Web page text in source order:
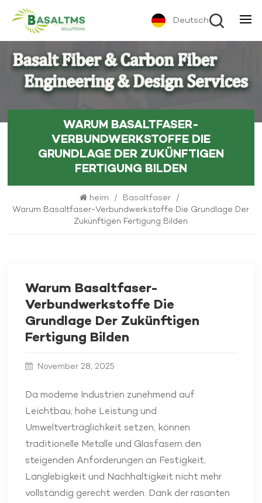
Deutsch
WARUM BASALTFASER-
VERBUNDWERKSTOFFE DIE
GRUNDLAGE DER ZUKÜNFTIGEN
FERTIGUNG BILDEN
heim / Basaltfaser /
Warum Basaltfaser-Verbundwerkstoffe Die Grundlage Der
Zukünftigen Fertigung Bilden
Warum Basaltfaser-
Verbundwerkstoffe Die
Grundlage Der Zukünftigen
Fertigung Bilden
November 28, 2025
Da moderne Industrien zunehmend auf
Leichtbau, hohe Leistung und
Umweltverträglichkeit setzen, können
traditionelle Metalle und Glasfasern den
steigenden Anforderungen an Festigkeit,
Langlebigkeit und Nachhaltigkeit nicht mehr
vollständig gerecht werden. Dank der rasanten